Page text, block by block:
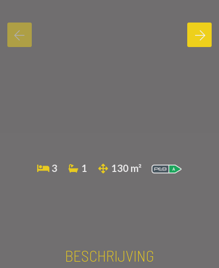
3 1 130 m²
BESCHRIJVING